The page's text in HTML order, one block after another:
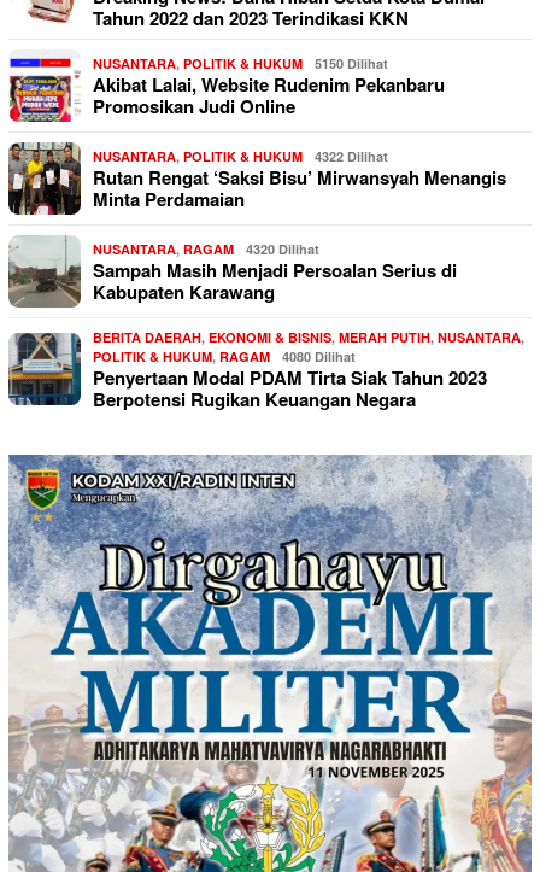
Tahun 2022 dan 2023 Terindikasi KKN
NUSANTARA, POLITIK & HUKUM 5150 Dilihat
Akibat Lalai, Website Rudenim Pekanbaru
Promosikan Judi Online
NUSANTARA, POLITIK & HUKUM 4322 Dilihat
Rutan Rengat ‘Saksi Bisu’ Mirwansyah Menangis
Minta Perdamaian
NUSANTARA, RAGAM 4320 Dilihat
Sampah Masih Menjadi Persoalan Serius di
Kabupaten Karawang
BERITA DAERAH, EKONOMI & BISNIS, MERAH PUTIH, NUSANTARA,
POLITIK & HUKUM, RAGAM 4080 Dilihat
Penyertaan Modal PDAM Tirta Siak Tahun 2023
Berpotensi Rugikan Keuangan Negara